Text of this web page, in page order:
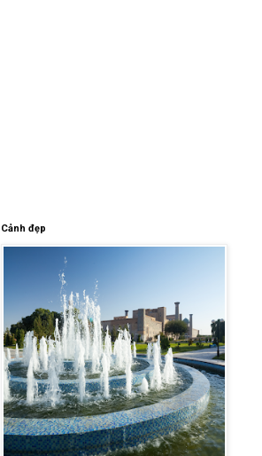
Cảnh đẹp